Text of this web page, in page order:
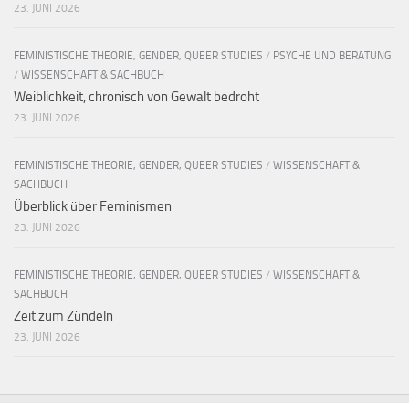
23. JUNI 2026
FEMINISTISCHE THEORIE, GENDER, QUEER STUDIES / PSYCHE UND BERATUNG
/ WISSENSCHAFT & SACHBUCH
Weiblichkeit, chronisch von Gewalt bedroht
23. JUNI 2026
FEMINISTISCHE THEORIE, GENDER, QUEER STUDIES / WISSENSCHAFT &
SACHBUCH
Überblick über Feminismen
23. JUNI 2026
FEMINISTISCHE THEORIE, GENDER, QUEER STUDIES / WISSENSCHAFT &
SACHBUCH
Zeit zum Zündeln
23. JUNI 2026